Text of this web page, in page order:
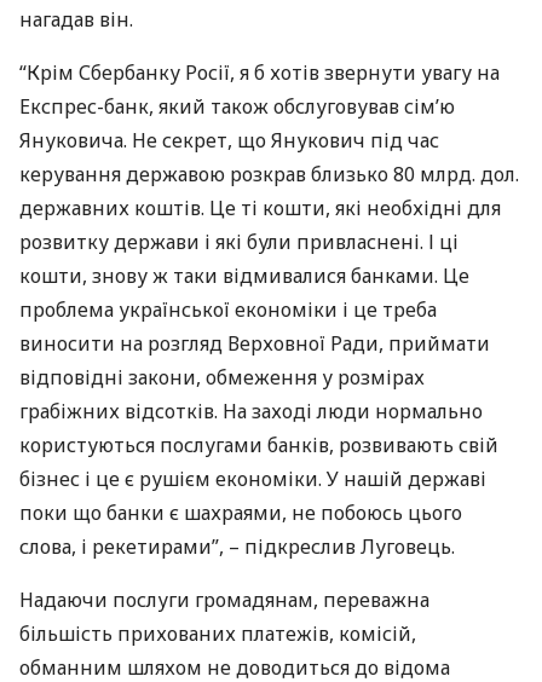
нагадав він.
“Крім Сбербанку Росії, я б хотів звернути увагу на
Експрес-банк, який також обслуговував сім’ю
Януковича. Не секрет, що Янукович під час
керування державою розкрав близько 80 млрд. дол.
державних коштів. Це ті кошти, які необхідні для
розвитку держави і які були привласнені. І ці
кошти, знову ж таки відмивалися банками. Це
проблема української економіки і це треба
виносити на розгляд Верховної Ради, приймати
відповідні закони, обмеження у розмірах
грабіжних відсотків. На заході люди нормально
користуються послугами банків, розвивають свій
бізнес і це є рушієм економіки. У нашій державі
поки що банки є шахраями, не побоюсь цього
слова, і рекетирами”, – підкреслив Луговець.
Надаючи послуги громадянам, переважна
більшість прихованих платежів, комісій,
обманним шляхом не доводиться до відома